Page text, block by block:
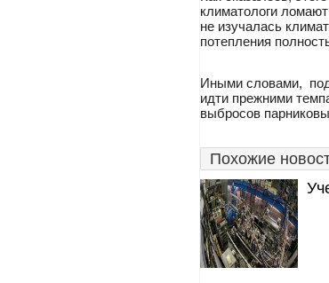
климатологи
не изучалась
потепления
Иными словами,
идти прежними
выбросов
Похожие